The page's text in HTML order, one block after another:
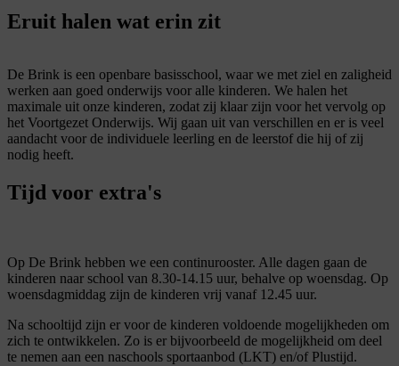
Eruit halen wat erin zit
De Brink is een openbare basisschool, waar we met ziel en zaligheid
werken aan goed onderwijs voor alle kinderen. We halen het
maximale uit onze kinderen, zodat zij klaar zijn voor het vervolg op
het Voortgezet Onderwijs. Wij gaan uit van verschillen en er is veel
aandacht voor de individuele leerling en de leerstof die hij of zij
nodig heeft.
Tijd voor extra's
Op De Brink hebben we een continurooster. Alle dagen gaan de
kinderen naar school van 8.30-14.15 uur, behalve op woensdag. Op
woensdagmiddag zijn de kinderen vrij vanaf 12.45 uur.
Na schooltijd zijn er voor de kinderen voldoende mogelijkheden om
zich te ontwikkelen. Zo is er bijvoorbeeld de mogelijkheid om deel
te nemen aan een naschools sportaanbod (LKT) en/of Plustijd.